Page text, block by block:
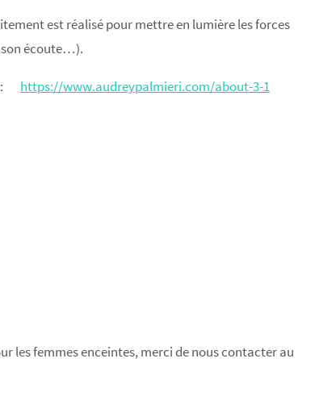
est réalisé pour mettre en lumière les forces
son écoute…).
: https://www.audreypalmieri.com/about-3-1
les femmes enceintes, merci de nous contacter au